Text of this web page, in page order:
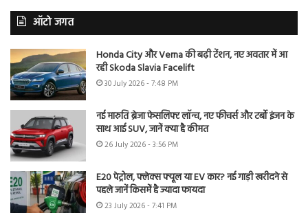
ऑटो जगत
Honda City और Verna की बढ़ी टेंशन, नए अवतार में आ
रही Skoda Slavia Facelift
30 July 2026 - 7:48 PM
नई मारुति ब्रेजा फेसलिफ्ट लॉन्च, नए फीचर्स और टर्बो इंजन के
साथ आई SUV, जानें क्या है कीमत
26 July 2026 - 3:56 PM
E20 पेट्रोल, फ्लेक्स फ्यूल या EV कार? नई गाड़ी खरीदने से
पहले जानें किसमें है ज्यादा फायदा
23 July 2026 - 7:41 PM